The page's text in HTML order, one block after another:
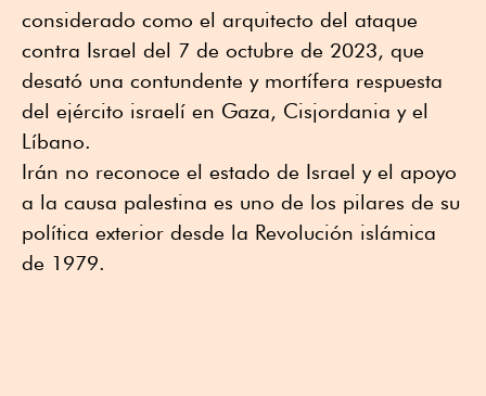
considerado como el arquitecto del ataque
contra Israel del 7 de octubre de 2023, que
desató una contundente y mortífera respuesta
del ejército israelí en Gaza, Cisjordania y el
Líbano.
Irán no reconoce el estado de Israel y el apoyo
a la causa palestina es uno de los pilares de su
política exterior desde la Revolución islámica
de 1979.